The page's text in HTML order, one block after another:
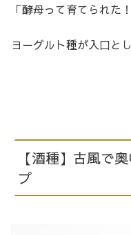
「酵母って育てられた
ヨーグルト種が入口と
【酒種】古風で
プ